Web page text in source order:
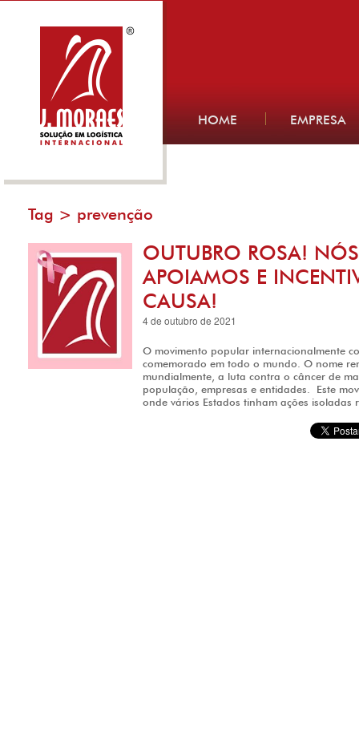
HOME EMPRESA
Tag > prevenção
OUTUBRO ROSA!
APOIAMOS E
CAUSA!
4 de outubro de 2021
O movimento popular internacionalmente
comemorado em todo o mundo. O nome
mundialmente, a luta contra o câncer de
população, empresas e entidades. Este
onde vários Estados tinham ações